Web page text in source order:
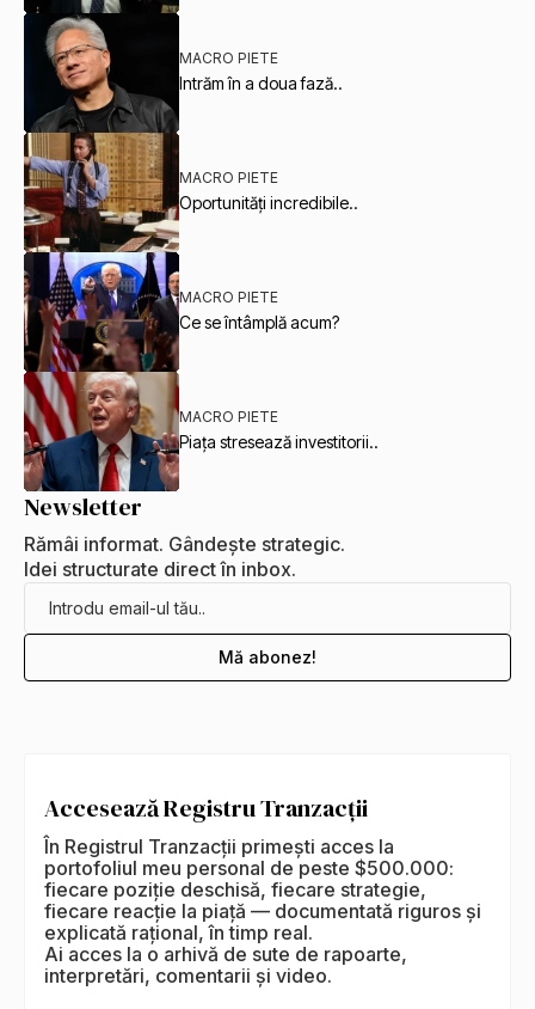
MACRO PIETE
Intrăm în a doua fază..
MACRO PIETE
Oportunități incredibile..
MACRO PIETE
Ce se întâmplă acum?
MACRO PIETE
Piața stresează investitorii..
Newsletter
Rămâi informat. Gândește strategic.
Idei structurate direct în inbox.
Accesează Registru Tranzacții
În Registrul Tranzacții primești acces la
portofoliul meu personal de peste $500.000:
fiecare poziție deschisă, fiecare strategie,
fiecare reacție la piață — documentată riguros și
explicată rațional, în timp real.
Ai acces la o arhivă de sute de rapoarte,
interpretări, comentarii și video.